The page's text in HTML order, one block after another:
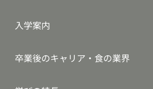
入学案内
卒業後のキャリア・食の業界